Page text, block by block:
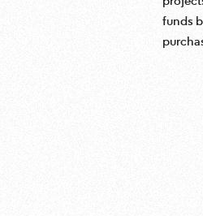
funds